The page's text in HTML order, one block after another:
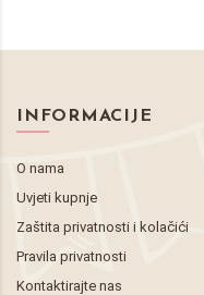
INFORMACIJE
O nama
Uvjeti kupnje
Zaštita privatnosti i kolačići
Pravila privatnosti
Kontaktirajte nas